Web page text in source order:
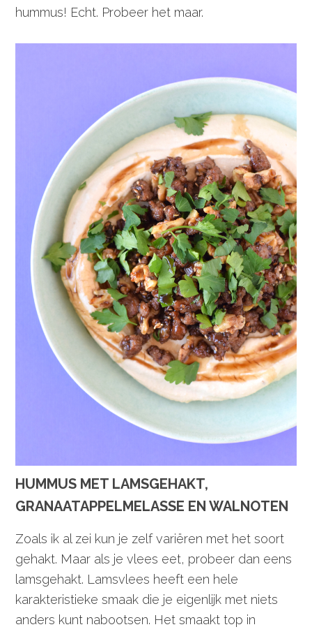
hummus! Echt. Probeer het maar.
HUMMUS MET LAMSGEHAKT,
GRANAATAPPELMELASSE EN WALNOTEN
Zoals ik al zei kun je zelf variëren met het soort
gehakt. Maar als je vlees eet, probeer dan eens
lamsgehakt. Lamsvlees heeft een hele
karakteristieke smaak die je eigenlijk met niets
anders kunt nabootsen. Het smaakt top in